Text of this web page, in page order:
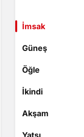
İmsak
Güneş
Öğle
İkindi
Akşam
Yatsı